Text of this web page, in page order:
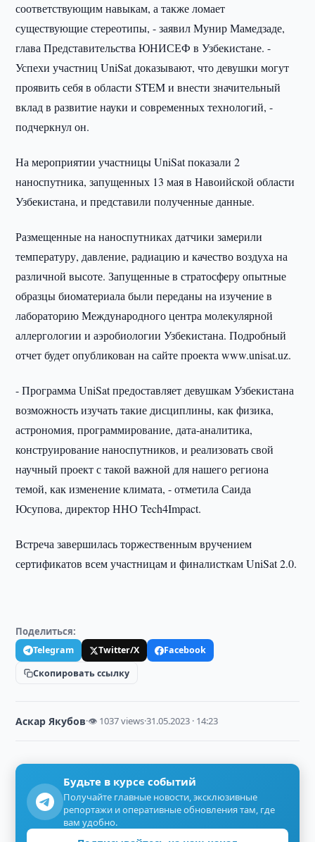
соответствующим навыкам, а также ломает
существующие стереотипы, - заявил Мунир Мамедзаде,
глава Представительства ЮНИСЕФ в Узбекистане. -
Успехи участниц UniSat доказывают, что девушки могут
проявить себя в области STEM и внести значительный
вклад в развитие науки и современных технологий, -
подчеркнул он.
На мероприятии участницы UniSat показали 2
наноспутника, запущенных 13 мая в Навоийской области
Узбекистана, и представили полученные данные.
Размещенные на наноспутниках датчики замерили
температуру, давление, радиацию и качество воздуха на
различной высоте. Запущенные в стратосферу опытные
образцы биоматериала были переданы на изучение в
лабораторию Международного центра молекулярной
аллергологии и аэробиологии Узбекистана. Подробный
отчет будет опубликован на сайте проекта www.unisat.uz.
- Программа UniSat предоставляет девушкам Узбекистана
возможность изучать такие дисциплины, как физика,
астрономия, программирование, дата-аналитика,
конструирование наноспутников, и реализовать свой
научный проект с такой важной для нашего региона
темой, как изменение климата, - отметила Саида
Юсупова, директор ННО Tech4Impact.
Встреча завершилась торжественным вручением
сертификатов всем участницам и финалисткам UniSat 2.0.
Поделиться:
Telegram Twitter/X
Facebook
Скопировать ссылку
Аскар Якубов·👁 1037 views·31.05.2023 · 14:23
Будьте в курсе событий
Получайте главные новости, эксклюзивные
репортажи и оперативные обновления там, где
вам удобно.